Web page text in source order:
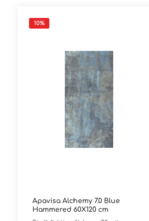
10%
Apavisa Alchemy 7.0 Blue
Hammered 60X120 cm